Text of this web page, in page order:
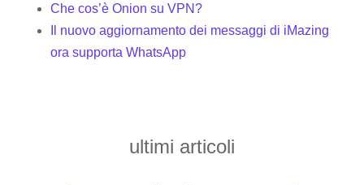
Che cos’è Onion su VPN?
Il nuovo aggiornamento dei messaggi di iMazing
ora supporta WhatsApp
ultimi articoli